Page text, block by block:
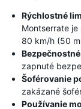
Rýchlostné
Montserrate
80 km/h (50
zapnuté
Šoférovanie
zakázané
Používanie